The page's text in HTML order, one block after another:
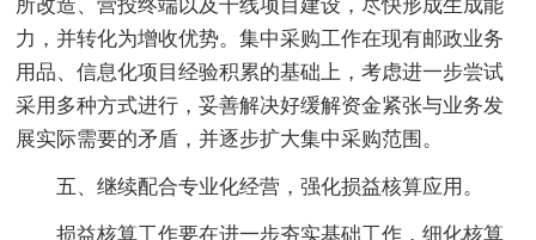
所改造、营投终端以及干线项目建设，尽快形成生成能
力，并转化为增收优势。集中采购工作在现有邮政业务
用品、信息化项目经验积累的基础上，考虑进一步尝试
采用多种方式进行，妥善解决好缓解资金紧张与业务发
展实际需要的矛盾，并逐步扩大集中采购范围。
五、继续配合专业化经营，强化损益核算应用。
损益核算工作要在进一步夯实基础工作，细化核算